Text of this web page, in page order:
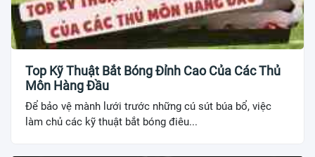
Top Kỹ Thuật Bắt Bóng Đỉnh Cao Của Các Thủ
Môn Hàng Đầu
Để bảo vệ mành lưới trước những cú sút búa bổ, việc
làm chủ các kỹ thuật bắt bóng điêu...